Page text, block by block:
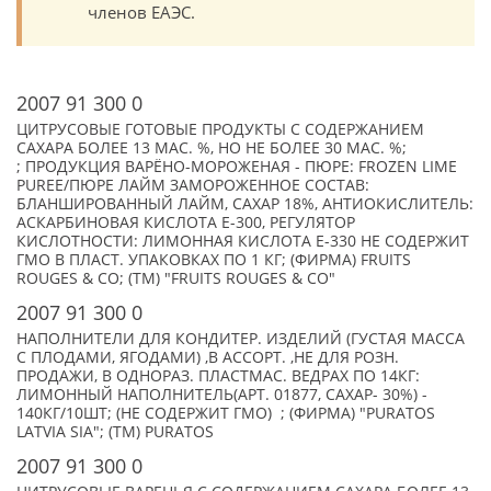
членов ЕАЭС.
2007 91 300 0
ЦИТРУСОВЫЕ ГОТОВЫЕ ПРОДУКТЫ С СОДЕРЖАНИЕМ
САХАРА БОЛЕЕ 13 МАС. %, НО НЕ БОЛЕЕ 30 МАС. %;
; ПРОДУКЦИЯ ВАРЁНО-МОРОЖЕНАЯ - ПЮРЕ: FROZEN LIME
PUREE/ПЮРЕ ЛАЙМ ЗАМОРОЖЕННОЕ СОСТАВ:
БЛАНШИРОВАННЫЙ ЛАЙМ, САХАР 18%, АНТИОКИСЛИТЕЛЬ:
АСКАРБИНОВАЯ КИСЛОТА Е-300, РЕГУЛЯТОР
КИСЛОТНОСТИ: ЛИМОННАЯ КИСЛОТА Е-330 НЕ СОДЕРЖИТ
ГМО В ПЛАСТ. УПАКОВКАХ ПО 1 КГ; (ФИРМА) FRUITS
ROUGES & CO; (TM) "FRUITS ROUGES & CO"
2007 91 300 0
НАПОЛНИТЕЛИ ДЛЯ КОНДИТЕР. ИЗДЕЛИЙ (ГУСТАЯ МАССА
С ПЛОДАМИ, ЯГОДАМИ) ,В АССОРТ. ,НЕ ДЛЯ РОЗН.
ПРОДАЖИ, В ОДНОРАЗ. ПЛАСТМАС. ВЕДРАХ ПО 14КГ:
ЛИМОННЫЙ НАПОЛНИТЕЛЬ(АРТ. 01877, САХАР- 30%) -
140КГ/10ШТ; (НЕ СОДЕРЖИТ ГМО) ; (ФИРМА) "PURATOS
LATVIA SIA"; (TM) PURATOS
2007 91 300 0